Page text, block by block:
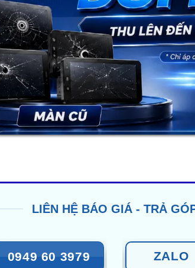
LIÊN HỆ BÁO GIÁ - TRẢ
0949 60 3979 ZALO